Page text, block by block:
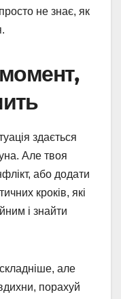
не знає, як
здається
Але твоя
або додати
кроків, які
і знайти
але
порахуй